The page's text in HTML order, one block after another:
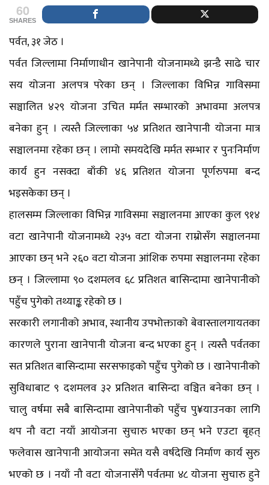
60
SHARES
पर्वत, ३१ जेठ ।
पर्वत जिल्लामा निर्माणाधीन खानेपानी योजनामध्ये झन्डै साढे चार
सय योजना अलपत्र परेका छन् । जिल्लाका विभिन्न गाविसमा
सञ्चालित ४२९ योजना उचित मर्मत सम्भारको अभावमा अलपत्र
बनेका हुन् । त्यस्तै जिल्लाका ५४ प्रतिशत खानेपानी योजना मात्र
सञ्चालनमा रहेका छन् । लामो समयदेखि मर्मत सम्भार र पुनःनिर्माण
कार्य हुन नसक्दा बाँकी ४६ प्रतिशत योजना पूर्णरुपमा बन्द
भइसकेका छन् ।
हालसम्म जिल्लाका विभिन्न गाविसमा सञ्चालनमा आएका कुल ९१४
वटा खानेपानी योजनामध्ये २३५ वटा योजना राम्रोसँग सञ्चालनमा
आएका छन् भने २६० वटा योजना आंशिक रुपमा सञ्चालनमा रहेका
छन् । जिल्लामा ९० दशमलव ६८ प्रतिशत बासिन्दामा खानेपानीको
पहुँच पुगेको तथ्याङ्क रहेको छ ।
सरकारी लगानीको अभाव, स्थानीय उपभोक्ताको बेवास्तालगायतका
कारणले पुराना खानेपानी योजना बन्द भएका हुन् । त्यस्तै पर्वतका
सत प्रतिशत बासिन्दामा सरसफाइको पहुँच पुगेको छ । खानेपानीको
सुविधाबाट ९ दशमलव ३२ प्रतिशत बासिन्दा वञ्चित बनेका छन् ।
चालु वर्षमा सबै बासिन्दामा खानेपानीको पहुँच पु¥याउनका लागि
थप नौ वटा नयाँ आयोजना सुचारु भएका छन् भने एउटा बृहत्
फलेवास खानेपानी आयोजना समेत यसै वर्षदेखि निर्माण कार्य सुरु
भएको छ । नयाँ नौ वटा योजनासँगै पर्वतमा ४८ योजना सुचारु हुने